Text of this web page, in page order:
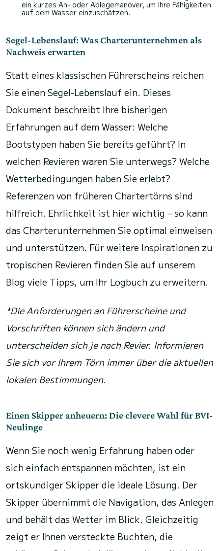
ein kurzes An- oder Ablegemanöver, um Ihre Fähigkeiten
auf dem Wasser einzuschätzen.
Segel-Lebenslauf: Was Charterunternehmen als
Nachweis erwarten
Statt eines klassischen Führerscheins reichen
Sie einen Segel-Lebenslauf ein. Dieses
Dokument beschreibt Ihre bisherigen
Erfahrungen auf dem Wasser: Welche
Bootstypen haben Sie bereits geführt? In
welchen Revieren waren Sie unterwegs? Welche
Wetterbedingungen haben Sie erlebt?
Referenzen von früheren Chartertörns sind
hilfreich. Ehrlichkeit ist hier wichtig – so kann
das Charterunternehmen Sie optimal einweisen
und unterstützen. Für weitere Inspirationen zu
tropischen Revieren finden Sie auf unserem
Blog viele Tipps, um Ihr Logbuch zu erweitern.
*Die Anforderungen an Führerscheine und
Vorschriften können sich ändern und
unterscheiden sich je nach Revier. Informieren
Sie sich vor Ihrem Törn immer über die aktuellen
lokalen Bestimmungen.
Einen Skipper anheuern: Die clevere Wahl für BVI-
Neulinge
Wenn Sie noch wenig Erfahrung haben oder
sich einfach entspannen möchten, ist ein
ortskundiger Skipper die ideale Lösung. Der
Skipper übernimmt die Navigation, das Anlegen
und behält das Wetter im Blick. Gleichzeitig
zeigt er Ihnen versteckte Buchten, die